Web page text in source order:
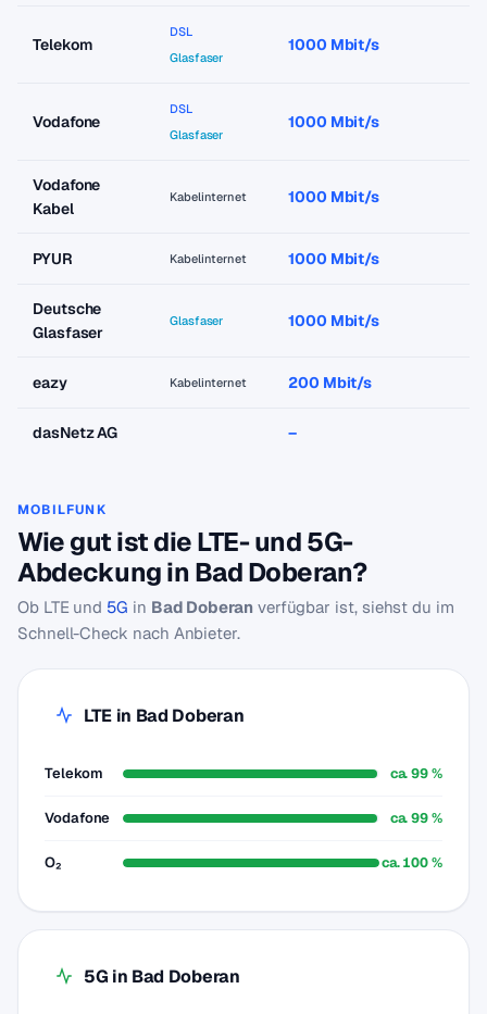
Telekom
DSL
Glasfaser
1000 Mbit/s
Vodafone
DSL
Glasfaser
1000 Mbit/s
Vodafone
Kabel
Kabelinternet 1000 Mbit/s
PYUR Kabelinternet 1000 Mbit/s
Deutsche
Glasfaser
Glasfaser 1000 Mbit/s
eazy Kabelinternet 200 Mbit/s
dasNetz AG –
MOBILFUNK
Wie gut ist die LTE- und 5G-
Abdeckung in Bad Doberan?
Ob LTE und 5G in Bad Doberanverfügbar ist, siehst du im
Schnell-Check nach Anbieter.
LTE in Bad Doberan
Telekom ca. 99 %
Vodafone ca. 99 %
O₂ ca. 100 %
5G in Bad Doberan